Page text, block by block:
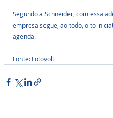
Segundo a Schneider, com essa
empresa segue, ao todo, oito
agenda.
Fonte: Fotovolt